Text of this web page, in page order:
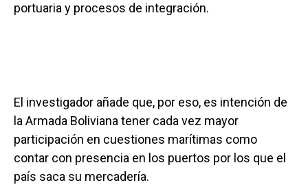
portuaria y procesos de integración.
El investigador añade que, por eso, es intención de
la Armada Boliviana tener cada vez mayor
participación en cuestiones marítimas como
contar con presencia en los puertos por los que el
país saca su mercadería.